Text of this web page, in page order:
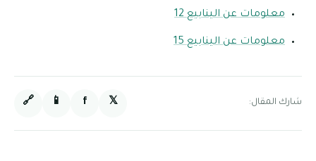
معلومات عن الينابيع 12
معلومات عن الينابيع 15
شارك المقال: 𝕏
f
📱
🔗